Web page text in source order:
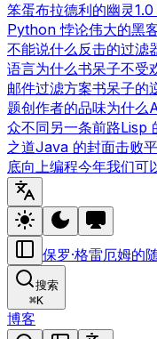
笨蛋布拉德利的幽灵
Python 悖论伟大的黑
不能说什么反击的过滤
语言为什么书呆子不受
邮件过滤方案书呆子的
题创作者的品味为什么
众不同另一条前路Lisp
之道Java 的封面击败
底向上编程今年我们可
保罗·格雷厄姆的
搜索
⌘K
博客